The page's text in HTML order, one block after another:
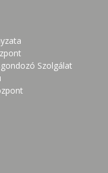
Szolgálat